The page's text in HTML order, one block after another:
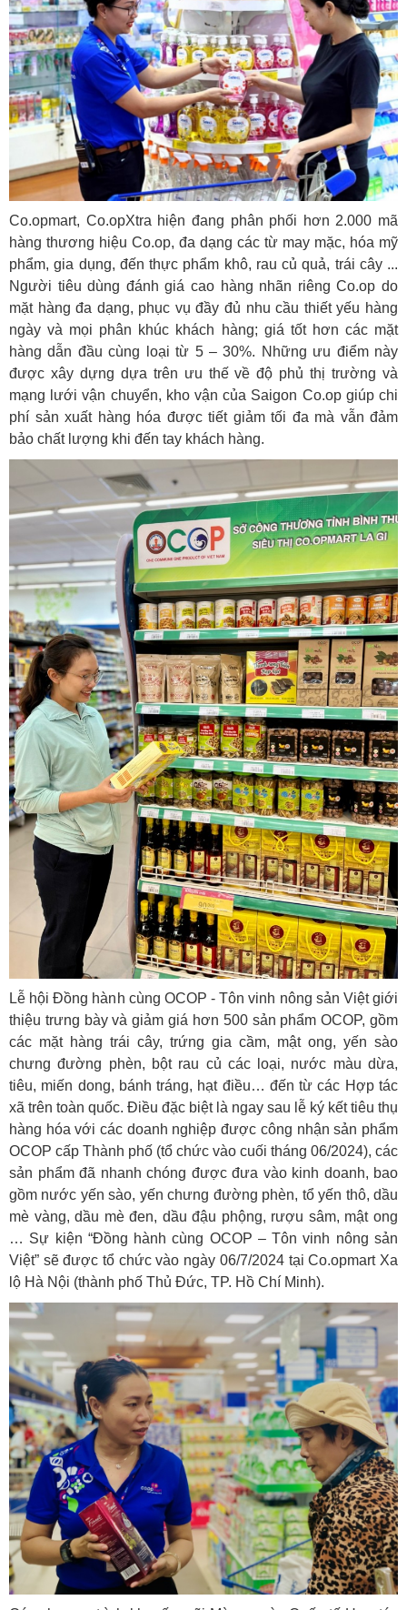
Co.opmart, Co.opXtra hiện đang phân phối hơn 2.000 mã
hàng thương hiệu Co.op, đa dạng các từ may mặc, hóa mỹ
phẩm, gia dụng, đến thực phẩm khô, rau củ quả, trái cây ...
Người tiêu dùng đánh giá cao hàng nhãn riêng Co.op do
mặt hàng đa dạng, phục vụ đầy đủ nhu cầu thiết yếu hàng
ngày và mọi phân khúc khách hàng; giá tốt hơn các mặt
hàng dẫn đầu cùng loại từ 5 – 30%. Những ưu điểm này
được xây dựng dựa trên ưu thế về độ phủ thị trường và
mạng lưới vận chuyển, kho vận của Saigon Co.op giúp chi
phí sản xuất hàng hóa được tiết giảm tối đa mà vẫn đảm
bảo chất lượng khi đến tay khách hàng.
Lễ hội Đồng hành cùng OCOP - Tôn vinh nông sản Việt giới
thiệu trưng bày và giảm giá hơn 500 sản phẩm OCOP, gồm
các mặt hàng trái cây, trứng gia cầm, mật ong, yến sào
chưng đường phèn, bột rau củ các loại, nước màu dừa,
tiêu, miến dong, bánh tráng, hạt điều… đến từ các Hợp tác
xã trên toàn quốc. Điều đặc biệt là ngay sau lễ ký kết tiêu thụ
hàng hóa với các doanh nghiệp được công nhận sản phẩm
OCOP cấp Thành phố (tổ chức vào cuối tháng 06/2024), các
sản phẩm đã nhanh chóng được đưa vào kinh doanh, bao
gồm nước yến sào, yến chưng đường phèn, tổ yến thô, dầu
mè vàng, dầu mè đen, dầu đậu phộng, rượu sâm, mật ong
… Sự kiện “Đồng hành cùng OCOP – Tôn vinh nông sản
Việt” sẽ được tổ chức vào ngày 06/7/2024 tại Co.opmart Xa
lộ Hà Nội (thành phố Thủ Đức, TP. Hồ Chí Minh).